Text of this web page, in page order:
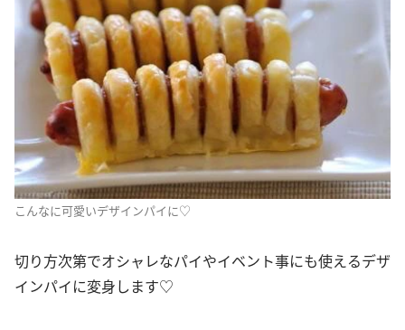
こんなに可愛いデザインパイに♡
切り方次第でオシャレなパイやイベント事にも使えるデザ
インパイに変身します♡